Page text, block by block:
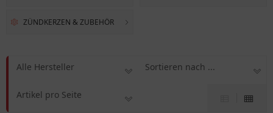
ZÜNDKERZEN & ZUBEHÖR
Alle Hersteller Sortieren nach ...
Artikel pro Seite